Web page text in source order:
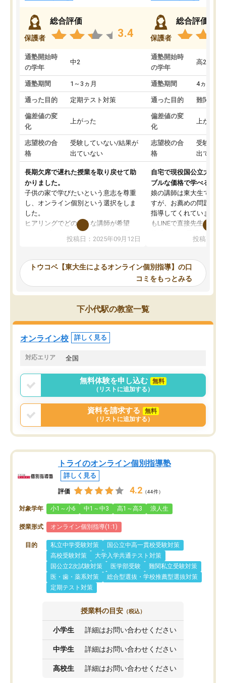
保護者
総合評価
3.4
通塾開始時
の学年
中2
通塾期間 1～3ヵ月
通った目的 定期テスト対策
偏差値の変
化
上がった
志望校の合
格
受験していない/結果が
出ていない
長期欠席で遅れた授業を取り戻せて助
かりました。
子供の家で学びたいという意志を尊重
し、オンライン個別という選択をしま
した。
ヒアリングでどのような講師が希望
か、オプションは付帯するかなど選ぶ
事が出来ました。
ーティングを行い、その講師で良いか
見てから講師を決定する事ができま
す。
うちの子は、初回面談の講師の方で決
オンラインツールを使用した単語帳の
共有があり宿題もそちらで出される形
でした。
言う事で講師変更の申し出があり、あ
まりに短期での変更だった為、塾に通
う事にして退会しました。遅れも取り
戻せ、授業内容や講師の方は良かった
と思います。
投稿日：2025年09月12日
保護者
総合評価
通塾開始時
の学年
高2
通塾期間 4ヵ月～1
通った目的 難関私立
偏差値の変
化
上がった
志望校の合
格
受験して
出ていな
自宅で現役国公立大学生
ブルな価格で学べる
娘の講師は東大生では無
すが、お薦めの問題集や
指導してくれています。
もLINEで直接先生に質問
めれるので、個人に合
いなのがあり(有料)、受
ことをどんなスケジュー
くか相談したのですが、
ち期待したものではなく
くなってきたようなので
投稿日：
トウコベ【東大生によるオンライン個別指導】の口
コミをもっとみる
下小代駅の教室一覧
オンライン校 詳しく見る
対応エリア 全国
無料体験を申し込む
無料
（リストに追加する）
資料を請求する
無料
（リストに追加する）
トライのオンライン個別指導塾
詳しく見る
評価 4.2 （44件）
対象学年 小1～小6 中1～中3 高1～高3 浪人生
授業形式 オンライン個別指導(1:1)
目的 私立中学受験対策
国公立中高一貫校受験対策
高校受験対策
大学入学共通テスト対策
国公立2次試験対策
医学部受験
難関私立受験対策
医・歯・薬系対策
総合型選抜・学校推薦型選抜対策
定期テスト対策
授業料の目安 （税込）
小学生 詳細はお問い合わせください
中学生 詳細はお問い合わせください
高校生 詳細はお問い合わせください